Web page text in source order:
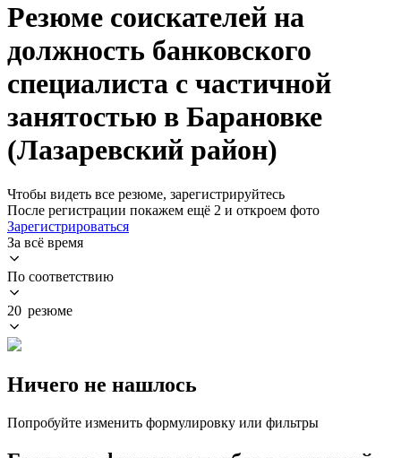
Резюме соискателей на
должность банковского
специалиста с частичной
занятостью в Барановке
(Лазаревский район)
Чтобы видеть все резюме, зарегистрируйтесь
После регистрации покажем ещё 2 и откроем фото
Зарегистрироваться
За всё время
По соответствию
20 резюме
Ничего не нашлось
Попробуйте изменить формулировку или фильтры